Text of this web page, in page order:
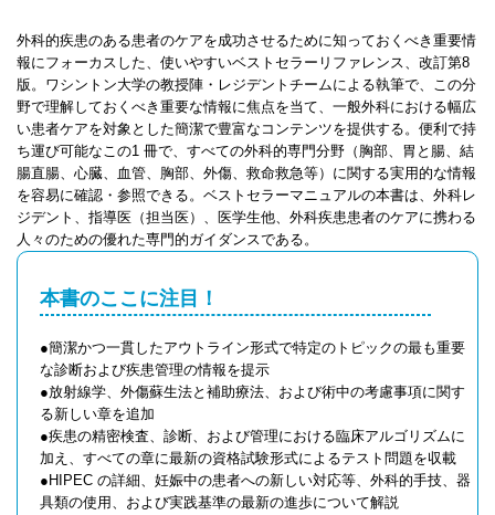
外科的疾患のある患者のケアを成功させるために知っておくべき重要情
報にフォーカスした、使いやすいベストセラーリファレンス、改訂第8
版。ワシントン大学の教授陣・レジデントチームによる執筆で、この分
野で理解しておくべき重要な情報に焦点を当て、一般外科における幅広
い患者ケアを対象とした簡潔で豊富なコンテンツを提供する。便利で持
ち運び可能なこの1 冊で、すべての外科的専門分野（胸部、胃と腸、結
腸直腸、心臓、血管、胸部、外傷、救命救急等）に関する実用的な情報
を容易に確認・参照できる。ベストセラーマニュアルの本書は、外科レ
ジデント、指導医（担当医）、医学生他、外科疾患患者のケアに携わる
人々のための優れた専門的ガイダンスである。
本書のここに注目！
●簡潔かつ一貫したアウトライン形式で特定のトピックの最も重要
な診断および疾患管理の情報を提示
●放射線学、外傷蘇生法と補助療法、および術中の考慮事項に関す
る新しい章を追加
●疾患の精密検査、診断、および管理における臨床アルゴリズムに
加え、すべての章に最新の資格試験形式によるテスト問題を収載
●HIPEC の詳細、妊娠中の患者への新しい対応等、外科的手技、器
具類の使用、および実践基準の最新の進歩について解説